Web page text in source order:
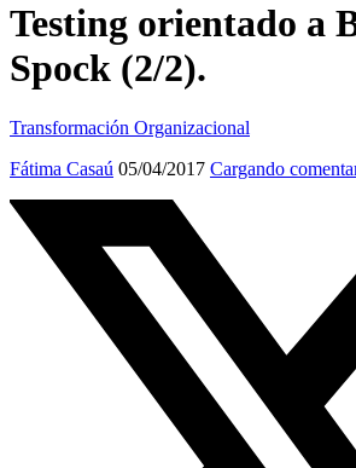
Testing orientado a
Spock (2/2).
Transformación Organizacional
Fátima Casaú 05/04/2017 Cargando